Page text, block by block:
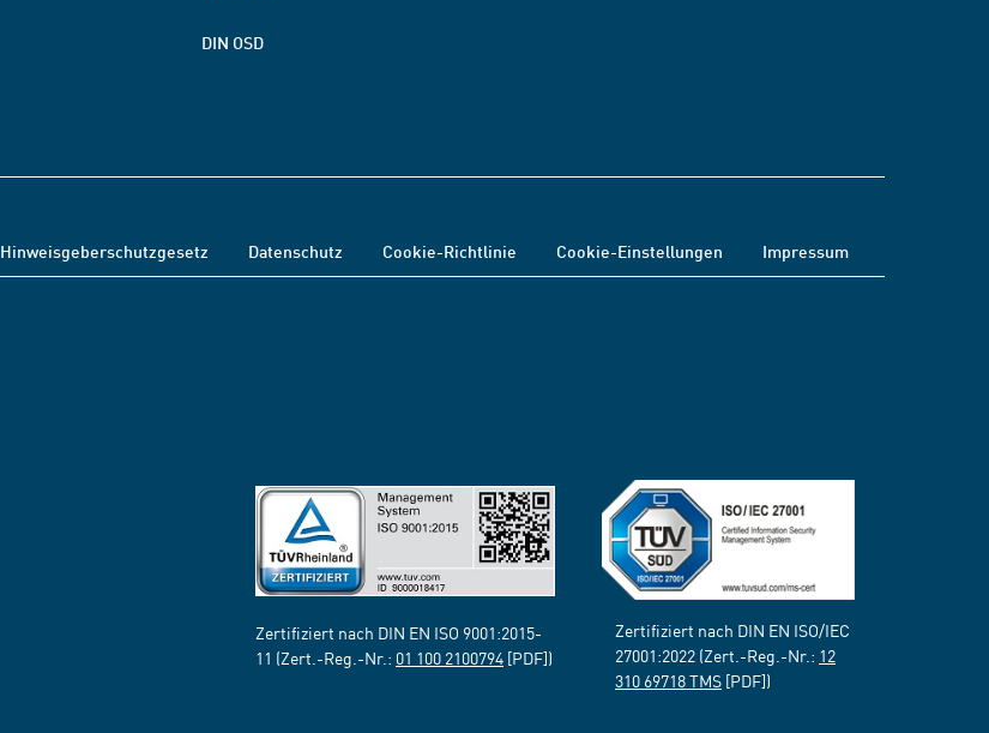
DIN OSD
Hinweisgeberschutzgesetz Datenschutz Cookie-Richtlinie Cookie-Einstellungen Impressum
Zertifiziert nach DIN EN ISO 9001:2015-
11 (Zert.-Reg.-Nr.: 01 100 2100794 [PDF])
Zertifiziert nach DIN EN ISO/IEC
27001:2022 (Zert.-Reg.-Nr.: 12
310 69718 TMS [PDF])